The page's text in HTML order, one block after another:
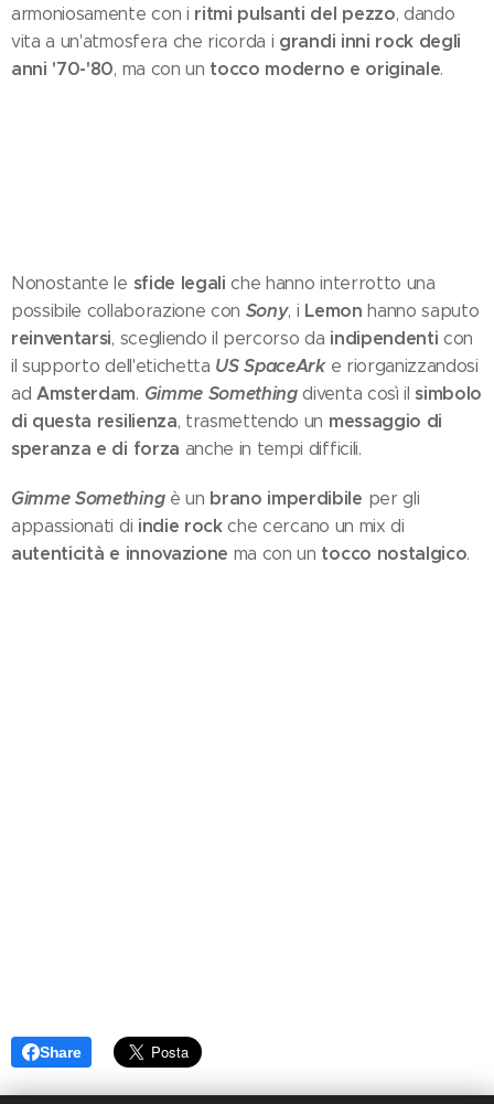
armoniosamente con i ritmi pulsanti del pezzo, dando
vita a un'atmosfera che ricorda i grandi inni rock degli
anni '70-'80, ma con un tocco moderno e originale.
Nonostante le sfide legali che hanno interrotto una
possibile collaborazione con Sony, i Lemon hanno saputo
reinventarsi, scegliendo il percorso da indipendenti con
il supporto dell'etichetta US SpaceArke riorganizzandosi
ad Amsterdam. Gimme Somethingdiventa così ilsimbolo
di questa resilienza, trasmettendo un messaggio di
speranza e di forza anche in tempi difficili.
Gimme Somethingè un brano imperdibile per gli
appassionati di indie rockche cercano un mix di
autenticità e innovazione ma con un tocco nostalgico.
Share